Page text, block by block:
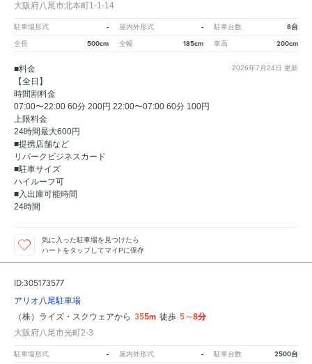
大阪府八尾市北本町1-1-14
駐車場形式 - 屋内外形式 - 駐車台数 8台
全長 500cm 全幅 185cm 車高 200cm
2026年7月24日 更新
■料金
【全日】
時間割料金
07:00〜22:00 60分 200円 22:00〜07:00 60分 100円
上限料金
24時間最大600円
■提携店舗など
リパークビジネスカード
■駐車サイズ
ハイルーフ可
■入出庫可能時間
24時間
気に入った駐車場を見つけたら
ハートをタップしてマイPに保存
ID:305173577
アリオ八尾駐車場
（株）ライズ・スクウェアから 355m 徒歩 5～8分
大阪府八尾市光町2-3
駐車場形式 - 屋内外形式 - 駐車台数 2500台